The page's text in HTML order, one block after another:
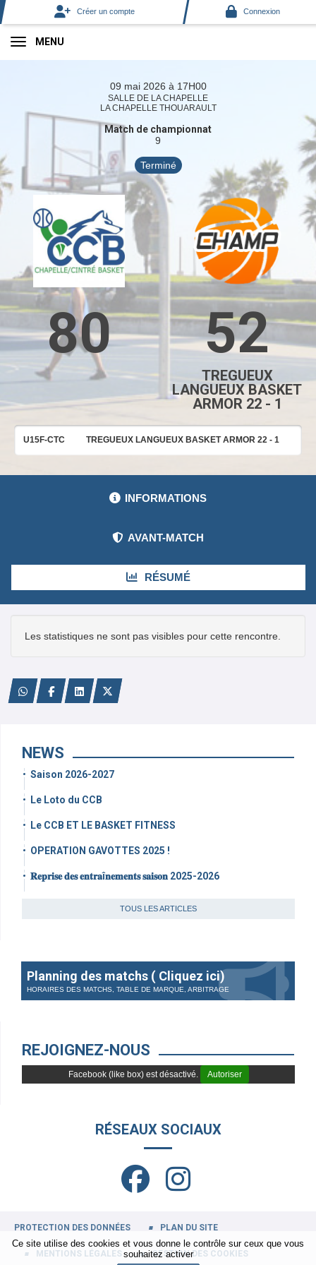
Créer un compte Connexion
MENU
09 mai 2026 à 17H00
SALLE DE LA CHAPELLE
LA CHAPELLE THOUARAULT
Match de championnat
9
Terminé
80 52
TREGUEUX
LANGUEUX BASKET
ARMOR 22 - 1
U15F-CTC TREGUEUX LANGUEUX BASKET ARMOR 22 - 1
INFORMATIONS
AVANT-MATCH
RÉSUMÉ
Les statistiques ne sont pas visibles pour cette rencontre.
NEWS
Saison 2026-2027
Le Loto du CCB
Le CCB ET LE BASKET FITNESS
OPERATION GAVOTTES 2025 !
𝐑𝐞𝐩𝐫𝐢𝐬𝐞 𝐝𝐞𝐬 𝐞𝐧𝐭𝐫𝐚î𝐧𝐞𝐦𝐞𝐧𝐭𝐬 𝐬𝐚𝐢𝐬𝐨𝐧 2025-2026
TOUS LES ARTICLES
Planning des matchs ( Cliquez ici)
HORAIRES DES MATCHS, TABLE DE MARQUE, ARBITRAGE
REJOIGNEZ-NOUS
Facebook (like box) est désactivé. Autoriser
RÉSEAUX SOCIAUX
PROTECTION DES DONNÉES PLAN DU SITE
MENTIONS LÉGALES GESTION DES COOKIES
Panneau de gestion des cookies
Ce site utilise des cookies et vous donne le contrôle sur ceux que vous
souhaitez activer